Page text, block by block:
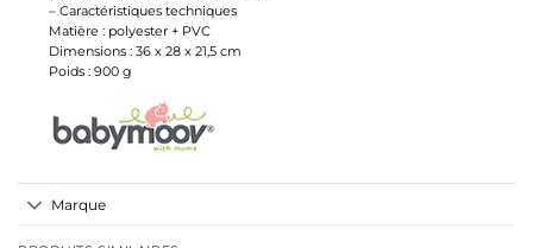
– Caractéristiques techniques
Matière : polyester + PVC
Dimensions : 36 x 28 x 21,5 cm
Poids : 900 g
Marque